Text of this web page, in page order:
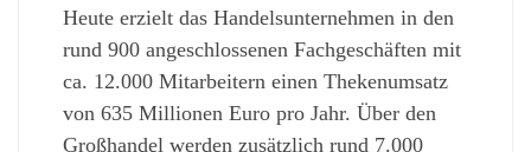
Heute erzielt das Handelsunternehmen in den
rund 900 angeschlossenen Fachgeschäften mit
ca. 12.000 Mitarbeitern einen Thekenumsatz
von 635 Millionen Euro pro Jahr. Über den
Großhandel werden zusätzlich rund 7.000